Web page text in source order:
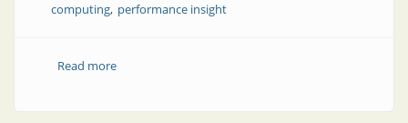
computing performance insight
Read moreabout Digitalización en el borde de la industria